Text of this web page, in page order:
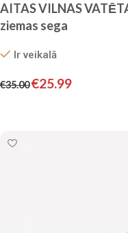
AITAS VILNAS
ziemas sega
Ir veikalā
€35.00€25.99